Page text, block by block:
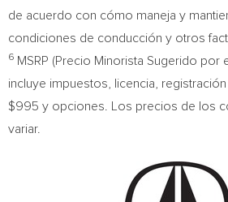
de acuerdo con cómo maneja y
condiciones de conducción y otros
6 MSRP (Precio Minorista Sugerido por
incluye impuestos, licencia,
$995 y opciones. Los precios de los
variar.